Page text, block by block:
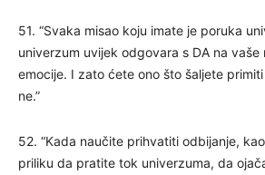
51. “Svaka misao koju imate je poruka
univerzum uvijek odgovara s DA na vaše
emocije. I zato ćete ono što šaljete
ne.”
52. “Kada naučite prihvatiti odbijanje,
priliku da pratite tok univerzuma, da